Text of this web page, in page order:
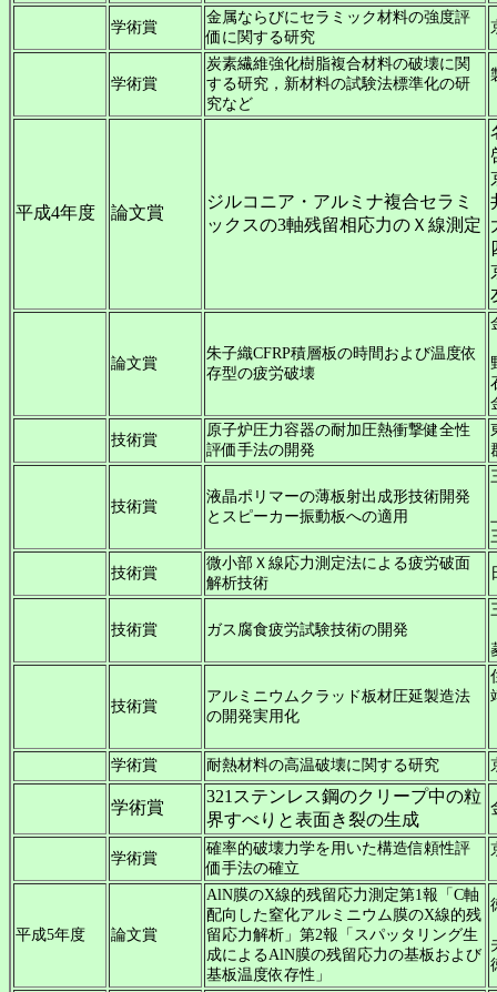
学術賞
金属ならびにセラミック材料の強度評
価に関する研究
学術賞
炭素繊維強化樹脂複合材料の破壊に関
する研究，新材料の試験法標準化の研
究など
平成4年度 論文賞
ジルコニア・アルミナ複合セラミ
ックスの3軸残留相応力のＸ線測定
論文賞
朱子織CFRP積層板の時間および温度依
存型の疲労破壊
技術賞
原子炉圧力容器の耐加圧熱衝撃健全性
評価手法の開発
技術賞
液晶ポリマーの薄板射出成形技術開発
とスピーカー振動板への適用
技術賞
微小部Ｘ線応力測定法による疲労破面
解析技術
技術賞 ガス腐食疲労試験技術の開発
技術賞
アルミニウムクラッド板材圧延製造法
の開発実用化
学術賞
耐熱材料の高温破壊に関する研究
学術賞
321ステンレス鋼のクリープ中の粒
界すべりと表面き裂の生成
学術賞
確率的破壊力学を用いた構造信頼性評
価手法の確立
平成5年度 論文賞
AlN膜のX線的残留応力測定第1報「C軸
配向した窒化アルミニウム膜のX線的残
留応力解析」第2報「スパッタリング生
成によるAlN膜の残留応力の基板および
基板温度依存性」